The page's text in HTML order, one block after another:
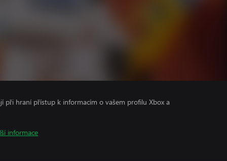
při hraní přístup k informacím o vašem profilu Xbox a
informace